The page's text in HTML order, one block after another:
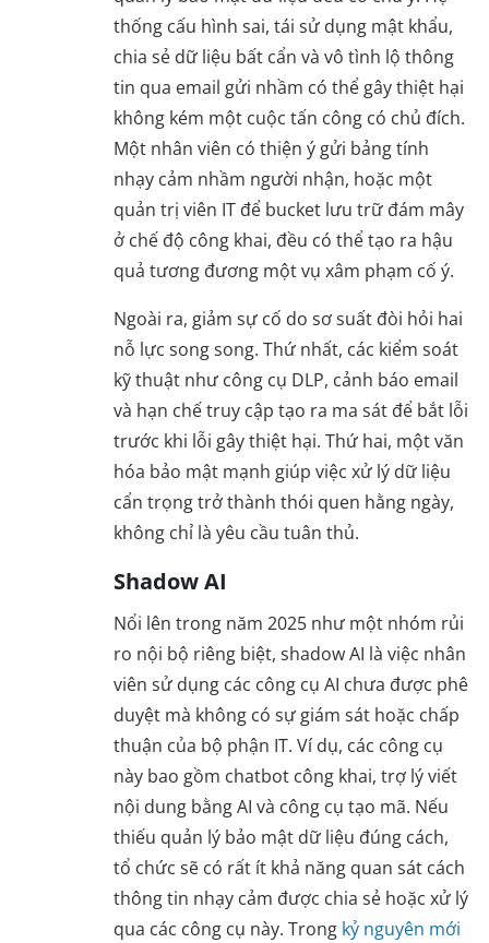
thống cấu hình sai, tái sử dụng mật khẩu,
chia sẻ dữ liệu bất cẩn và vô tình lộ thông
tin qua email gửi nhầm có thể gây thiệt hại
không kém một cuộc tấn công có chủ đích.
Một nhân viên có thiện ý gửi bảng tính
nhạy cảm nhầm người nhận, hoặc một
quản trị viên IT để bucket lưu trữ đám mây
ở chế độ công khai, đều có thể tạo ra hậu
quả tương đương một vụ xâm phạm cố ý.
Ngoài ra, giảm sự cố do sơ suất đòi hỏi hai
nỗ lực song song. Thứ nhất, các kiểm soát
kỹ thuật như công cụ DLP, cảnh báo email
và hạn chế truy cập tạo ra ma sát để bắt lỗi
trước khi lỗi gây thiệt hại. Thứ hai, một văn
hóa bảo mật mạnh giúp việc xử lý dữ liệu
cẩn trọng trở thành thói quen hằng ngày,
không chỉ là yêu cầu tuân thủ.
Shadow AI
Nổi lên trong năm 2025 như một nhóm rủi
ro nội bộ riêng biệt, shadow AI là việc nhân
viên sử dụng các công cụ AI chưa được phê
duyệt mà không có sự giám sát hoặc chấp
thuận của bộ phận IT. Ví dụ, các công cụ
này bao gồm chatbot công khai, trợ lý viết
nội dung bằng AI và công cụ tạo mã. Nếu
thiếu quản lý bảo mật dữ liệu đúng cách,
tổ chức sẽ có rất ít khả năng quan sát cách
thông tin nhạy cảm được chia sẻ hoặc xử lý
qua các công cụ này. Trong kỷ nguyên mới